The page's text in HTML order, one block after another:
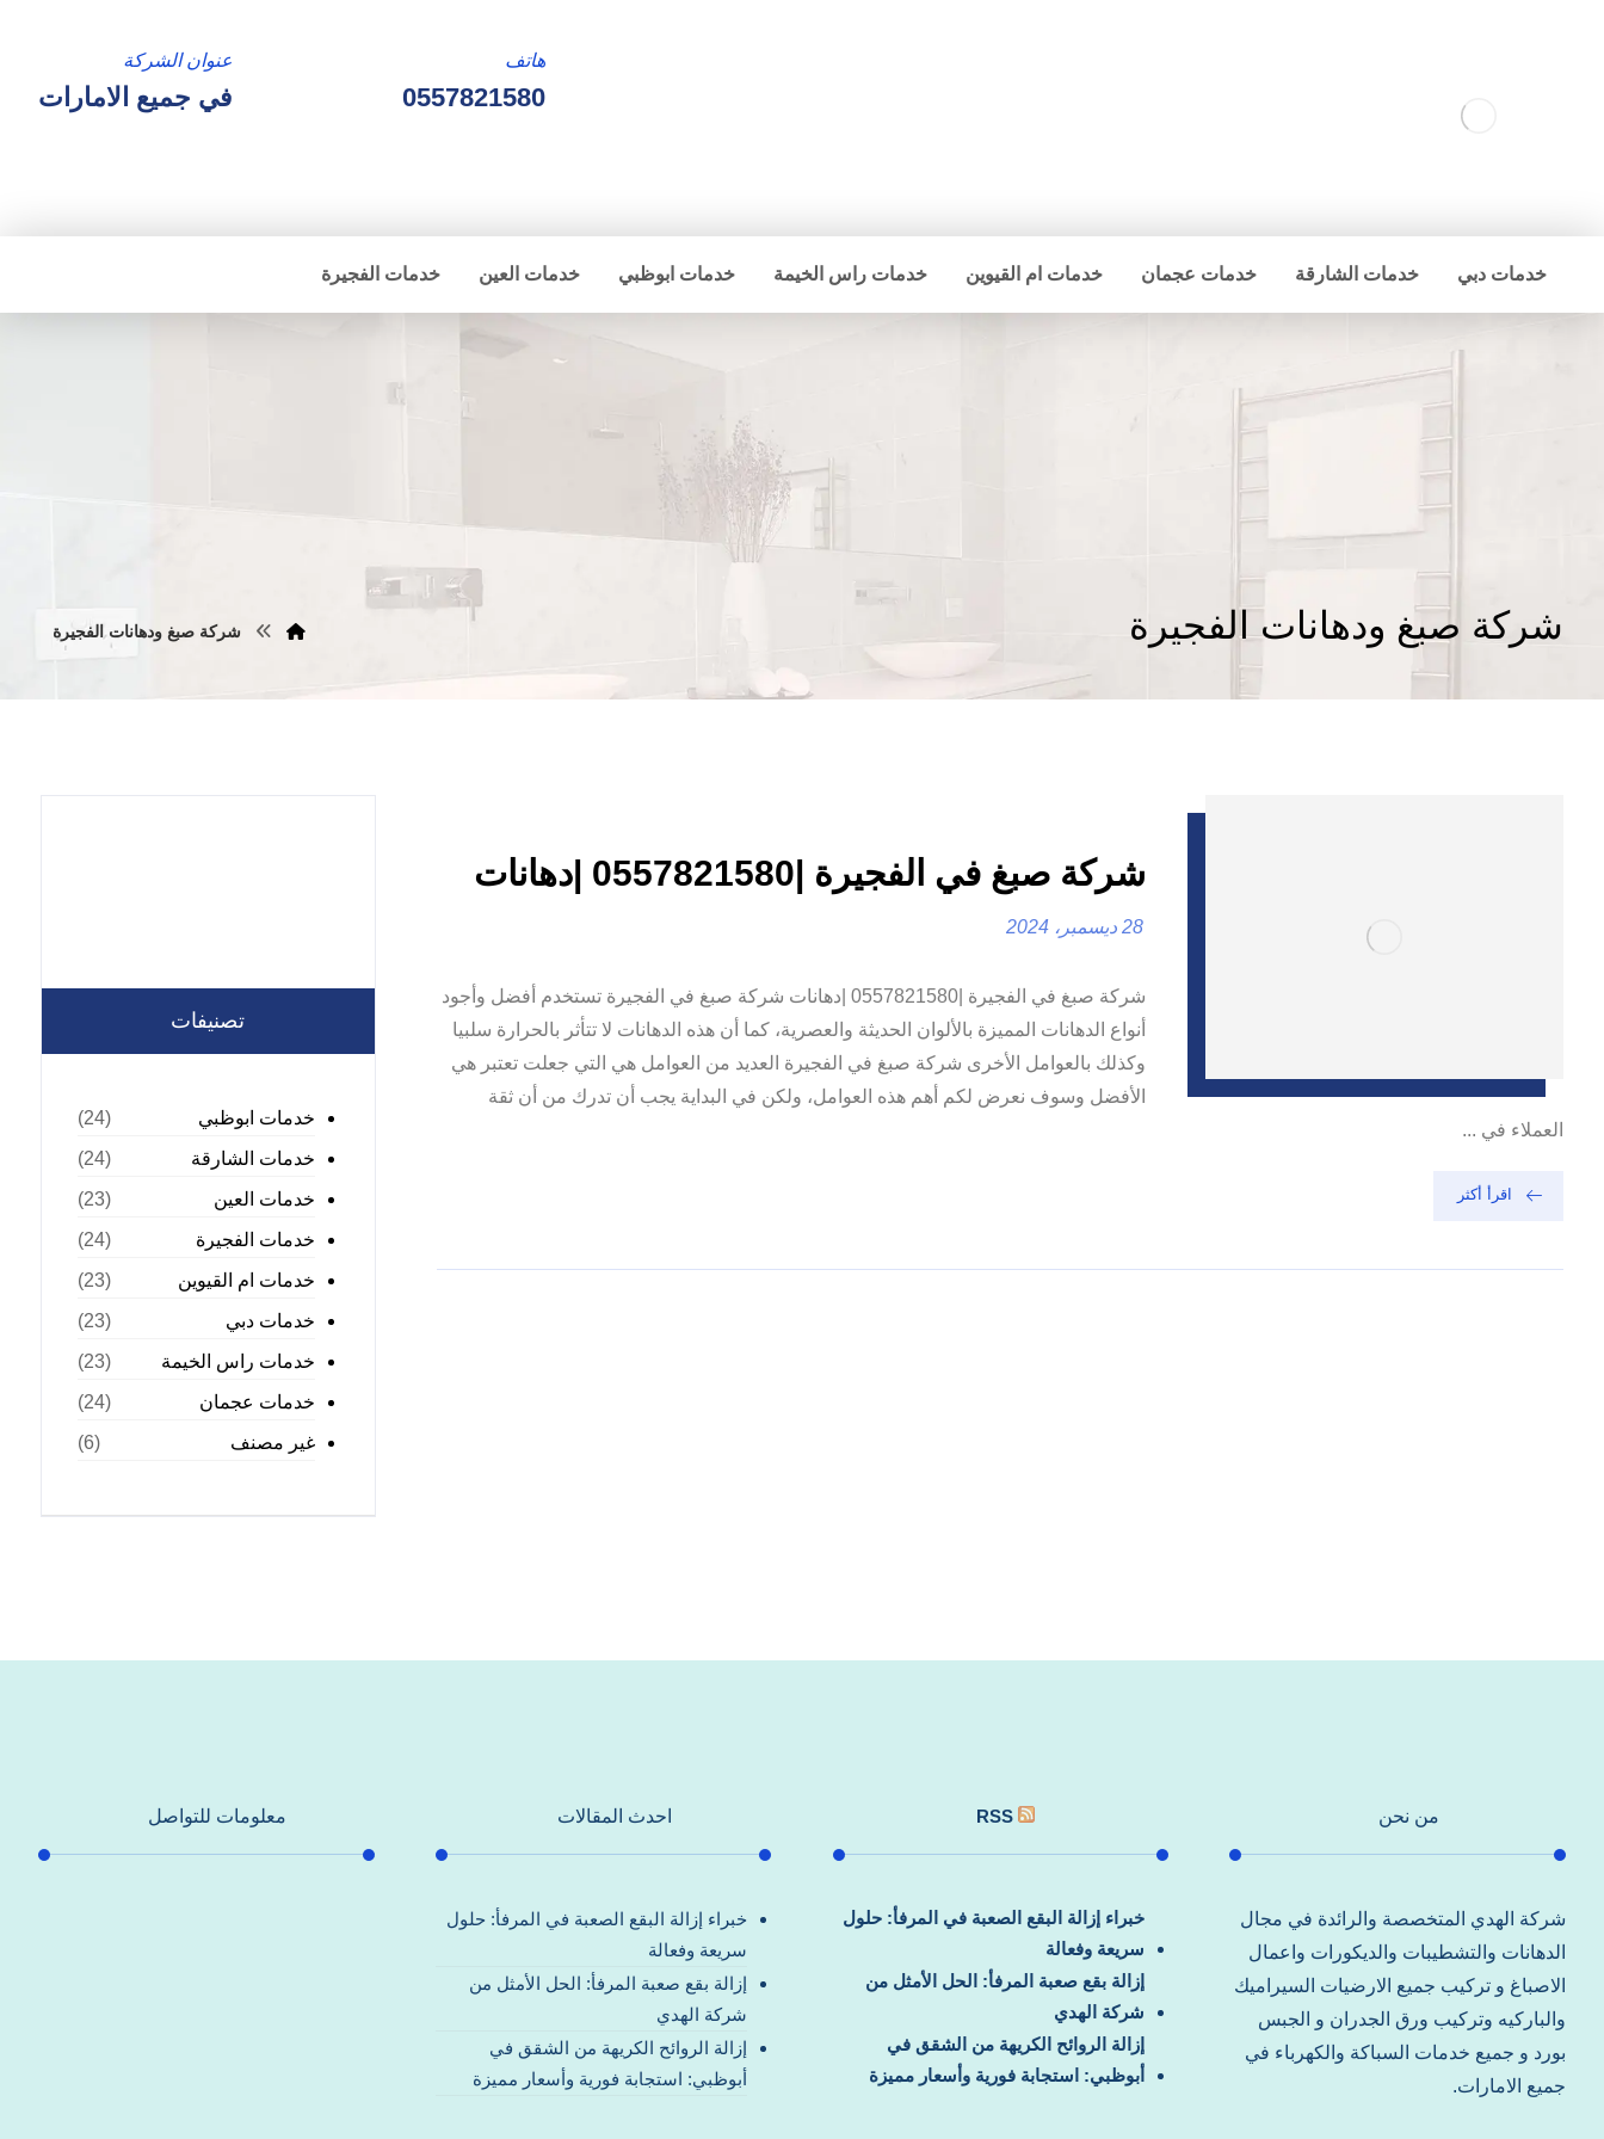
عنوان الشركة
في جميع الامارات
هاتف
0557821580
خدمات دبي خدمات الشارقة خدمات عجمان خدمات ام القيوين خدمات راس الخيمة خدمات ابوظبي خدمات العين خدمات الفجيرة
شركة صبغ ودهانات الفجيرة شركة صبغ ودهانات الفجيرة
شركة صبغ في الفجيرة |0557821580 |دهانات
28 ديسمبر، 2024
شركة صبغ في الفجيرة |0557821580 |دهانات شركة صبغ في الفجيرة تستخدم أفضل وأجود
أنواع الدهانات المميزة بالألوان الحديثة والعصرية، كما أن هذه الدهانات لا تتأثر بالحرارة سلبيا
وكذلك بالعوامل الأخرى شركة صبغ في الفجيرة العديد من العوامل هي التي جعلت تعتبر هي
الأفضل وسوف نعرض لكم أهم هذه العوامل، ولكن في البداية يجب أن تدرك من أن ثقة
العملاء في ...
اقرأ أكثر
تصنيفات
خدمات ابوظبي
(24)
خدمات الشارقة
(24)
خدمات العين
(23)
خدمات الفجيرة
(24)
خدمات ام القيوين
(23)
خدمات دبي
(23)
خدمات راس الخيمة
(23)
خدمات عجمان
(24)
غير مصنف
(6)
من نحن
شركة الهدي المتخصصة والرائدة في مجال
الدهانات والتشطيبات والديكورات واعمال
الاصباغ و تركيب جميع الارضيات السيراميك
والباركيه وتركيب ورق الجدران و الجبس
بورد و جميع خدمات السباكة والكهرباء في
جميع الامارات.
RSS
خبراء إزالة البقع الصعبة في المرفأ: حلول
سريعة وفعالة
إزالة بقع صعبة المرفأ: الحل الأمثل من
شركة الهدي
إزالة الروائح الكريهة من الشقق في
أبوظبي: استجابة فورية وأسعار مميزة
احدث المقالات
خبراء إزالة البقع الصعبة في المرفأ: حلول
سريعة وفعالة
إزالة بقع صعبة المرفأ: الحل الأمثل من
شركة الهدي
إزالة الروائح الكريهة من الشقق في
أبوظبي: استجابة فورية وأسعار مميزة
معلومات للتواصل